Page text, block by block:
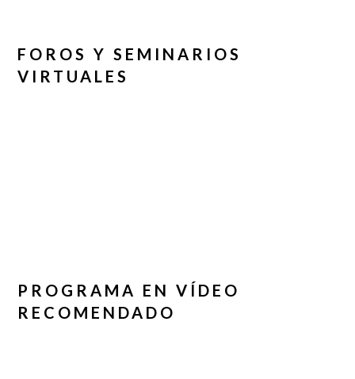
FOROS Y SEMINARIOS
VIRTUALES
PROGRAMA EN VÍDEO
RECOMENDADO